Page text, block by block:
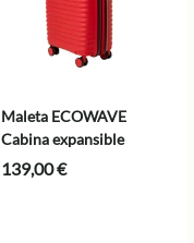
Maleta ECOWAVE
Cabina expansible
139,00€